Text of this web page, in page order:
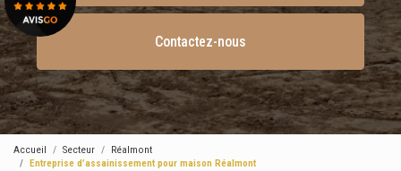
Contactez-nous
Voir le certificat
Accueil Secteur
Réalmont
Entreprise d’assainissement pour maison Réalmont